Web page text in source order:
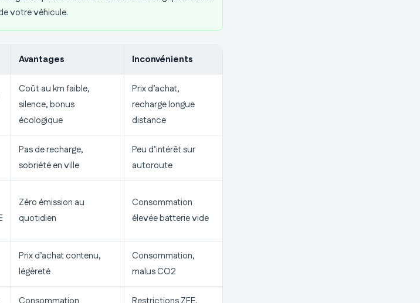
votre véhicule.
Avantages Inconvénients
Coût au km faible,
silence, bonus
écologique
Prix d’achat,
recharge longue
distance
Pas de recharge,
sobriété en ville
Peu d’intérêt sur
autoroute
Zéro émission au
quotidien
Consommation
élevée batterie vide
Prix d’achat contenu,
légèreté
Consommation,
malus CO2